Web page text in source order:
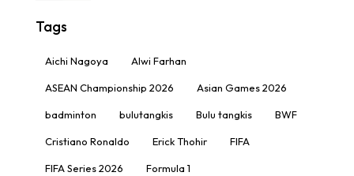
Tags
Aichi Nagoya Alwi Farhan
ASEAN Championship 2026 Asian Games 2026
badminton bulutangkis Bulu tangkis BWF
Cristiano Ronaldo Erick Thohir FIFA
FIFA Series 2026 Formula 1